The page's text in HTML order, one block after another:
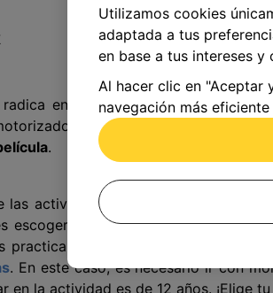
Utilizamos cookies
adaptada a tus
en base a tus intereses
Al hacer clic en "Aceptar
navegación más
en la simpleza y en la belleza
y, sin embargo, serán tus
.
actividades acuáticas más
escoger distintas modalidades: por
practicarlo en
. En este caso, es necesario ir con
en la actividad es de 12 años. ¡Elige